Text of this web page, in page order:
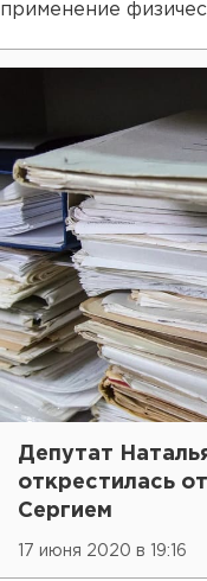
применение
Депутат
открестилась
Сергием
17 июня 2020 в 19:16